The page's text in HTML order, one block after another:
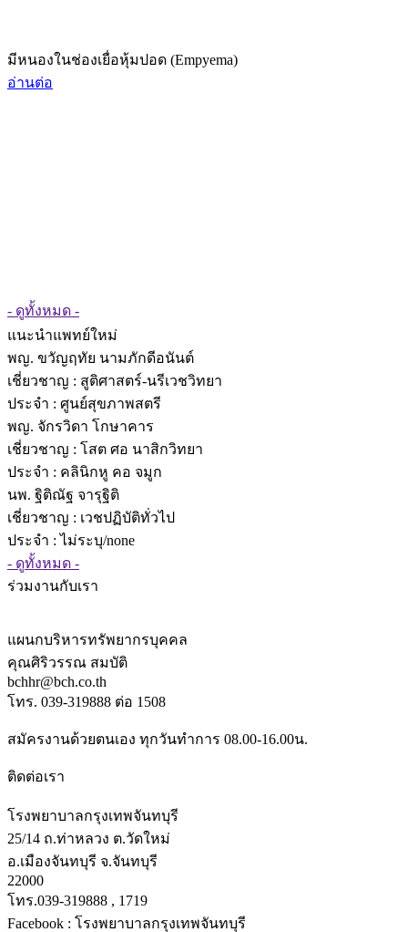
มีหนองในช่องเยื่อหุ้มปอด (Empyema)
อ่านต่อ
- ดูทั้งหมด -
แนะนำแพทย์ใหม่
พญ. ขวัญฤทัย นามภักดีอนันต์
เชี่ยวชาญ : สูติศาสตร์-นรีเวชวิทยา
ประจำ : ศูนย์สุขภาพสตรี
พญ. จักรวิดา โกษาคาร
เชี่ยวชาญ : โสต ศอ นาสิกวิทยา
ประจำ : คลินิกหู คอ จมูก
นพ. ฐิติณัฐ จารุฐิติ
เชี่ยวชาญ : เวชปฏิบัติทั่วไป
ประจำ : ไม่ระบุ/none
- ดูทั้งหมด -
ร่วมงานกับเรา
แผนกบริหารทรัพยากรบุคคล
คุณศิริวรรณ สมบัติ
bchhr@bch.co.th
โทร. 039-319888 ต่อ 1508
สมัครงานด้วยตนเอง ทุกวันทำการ 08.00-16.00น.
ติดต่อเรา
โรงพยาบาลกรุงเทพจันทบุรี
25/14 ถ.ท่าหลวง ต.วัดใหม่
อ.เมืองจันทบุรี จ.จันทบุรี
22000
โทร.039-319888 , 1719
Facebook : โรงพยาบาลกรุงเทพจันทบุรี